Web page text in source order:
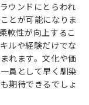
ウンドにとらわれ
とが可能になりま
軟性が向上するこ
ルや経験だけでな
れます。文化や価
員として早く馴染
期待できるでしょ